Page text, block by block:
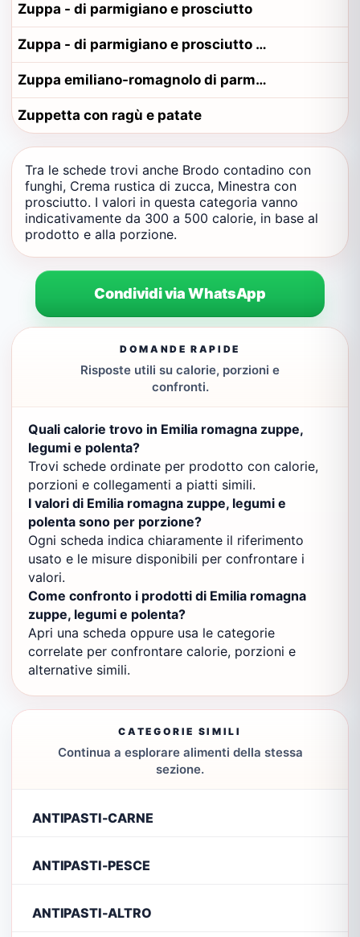
Zuppa - di parmigiano e prosciutto
Zuppa - di parmigiano e prosciutto parmense
Zuppa emiliano-romagnolo di parmigiano e prosciutto
Zuppetta con ragù e patate
Tra le schede trovi anche Brodo contadino con
funghi, Crema rustica di zucca, Minestra con
prosciutto. I valori in questa categoria vanno
indicativamente da 300 a 500 calorie, in base al
prodotto e alla porzione.
Condividi via WhatsApp
DOMANDE RAPIDE
Risposte utili su calorie, porzioni e
confronti.
Quali calorie trovo in Emilia romagna zuppe,
legumi e polenta?
Trovi schede ordinate per prodotto con calorie,
porzioni e collegamenti a piatti simili.
I valori di Emilia romagna zuppe, legumi e
polenta sono per porzione?
Ogni scheda indica chiaramente il riferimento
usato e le misure disponibili per confrontare i
valori.
Come confronto i prodotti di Emilia romagna
zuppe, legumi e polenta?
Apri una scheda oppure usa le categorie
correlate per confrontare calorie, porzioni e
alternative simili.
CATEGORIE SIMILI
Continua a esplorare alimenti della stessa
sezione.
ANTIPASTI-CARNE
ANTIPASTI-PESCE
ANTIPASTI-ALTRO